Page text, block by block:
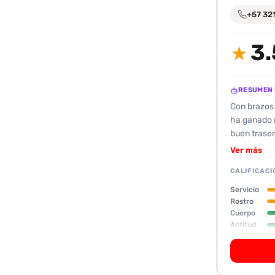
+57
★
RESUMEN
Con
ha ganado
buen
mujer
intensa
fantasías.
encuentro.
todos tus
sus
Ver más
Servicio
Rostro
Cuerpo
Actitud